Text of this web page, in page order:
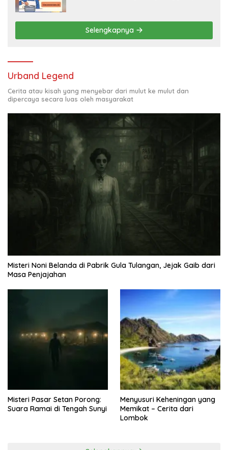
Selengkapnya
Urband Legend
Cerita atau kisah yang menyebar dari mulut ke mulut dan
dipercaya secara luas oleh masyarakat
Misteri Noni Belanda di Pabrik Gula Tulangan, Jejak Gaib dari
Masa Penjajahan
Misteri Pasar Setan Porong:
Suara Ramai di Tengah Sunyi
Menyusuri Keheningan yang
Memikat – Cerita dari
Lombok